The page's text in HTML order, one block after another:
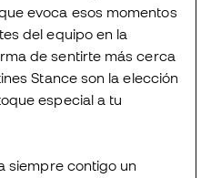
evoca esos momentos
del equipo en la
de sentirte más cerca
Stance son la elección
especial a tu
siempre contigo un